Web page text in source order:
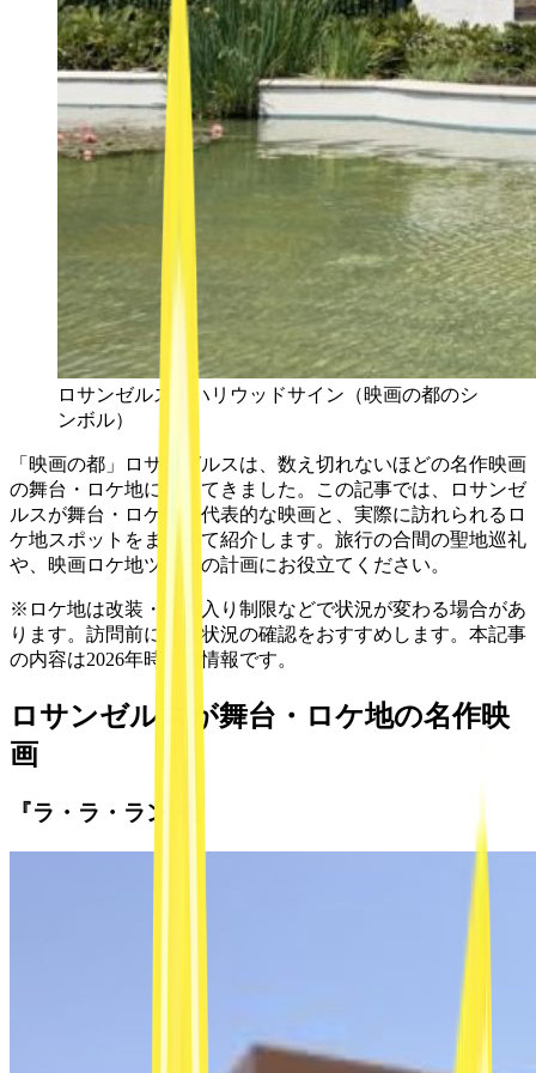
ロサンゼルスのハリウッドサイン（映画の都のシ
ンボル）
「映画の都」ロサンゼルスは、数え切れないほどの名作映画
の舞台・ロケ地になってきました。この記事では、ロサンゼ
ルスが舞台・ロケ地の代表的な映画と、実際に訪れられるロ
ケ地スポットをまとめて紹介します。旅行の合間の聖地巡礼
や、映画ロケ地ツアーの計画にお役立てください。
※ロケ地は改装・立ち入り制限などで状況が変わる場合があ
ります。訪問前に最新状況の確認をおすすめします。本記事
の内容は2026年時点の情報です。
ロサンゼルスが舞台・ロケ地の名作映
画
『ラ・ラ・ランド』